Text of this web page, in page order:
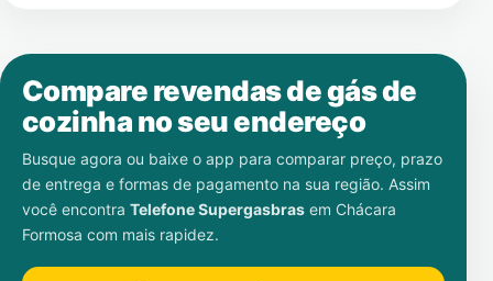
Compare revendas de gás de
cozinha no seu endereço
Busque agora ou baixe o app para comparar preço, prazo
de entrega e formas de pagamento na sua região. Assim
você encontra Telefone Supergasbras em Chácara
Formosa com mais rapidez.